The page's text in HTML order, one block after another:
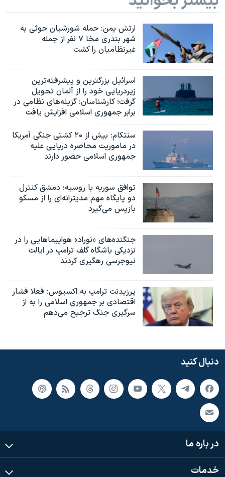
ارتش یمن: حمله شورشیان حوثی به
شهر بندری مخا ۷ نفر از جمله
غیرنظامیان را کشت
اسرائيل بزرگترین و پیشرفته‌ترین
زیردریایی خود را از آلمان تحویل
گرفت؛ کارشناسان: گزینه‌های نظامی در
برابر جمهوری اسلامی افزایش یافت
سنتکام: بیش از ۲۰ کشتی جنگی آمریکا
در ماموریت محاصره دریایی علیه
جمهوری اسلامی حضور دارند
توافق سوریه با روسیه؛ دمشق کنترل
دو پایگاه مهم مدیترانه‌ای را از مسکو
بازپس می‌گیرد
جنگنده‌های «نوراد» هواپیماهایی را در
نزدیکی باشگاه گلف ترامپ در ایالت
نیوجرسی رهگیری کردند
پرزیدنت ترامپ به اکسیوس: فعلا فشار
اقتصادی بر جمهوری اسلامی را به از
سرگیری جنگ ترجیح می‌دهم
دنبال کنید
در باره ما
خدمات